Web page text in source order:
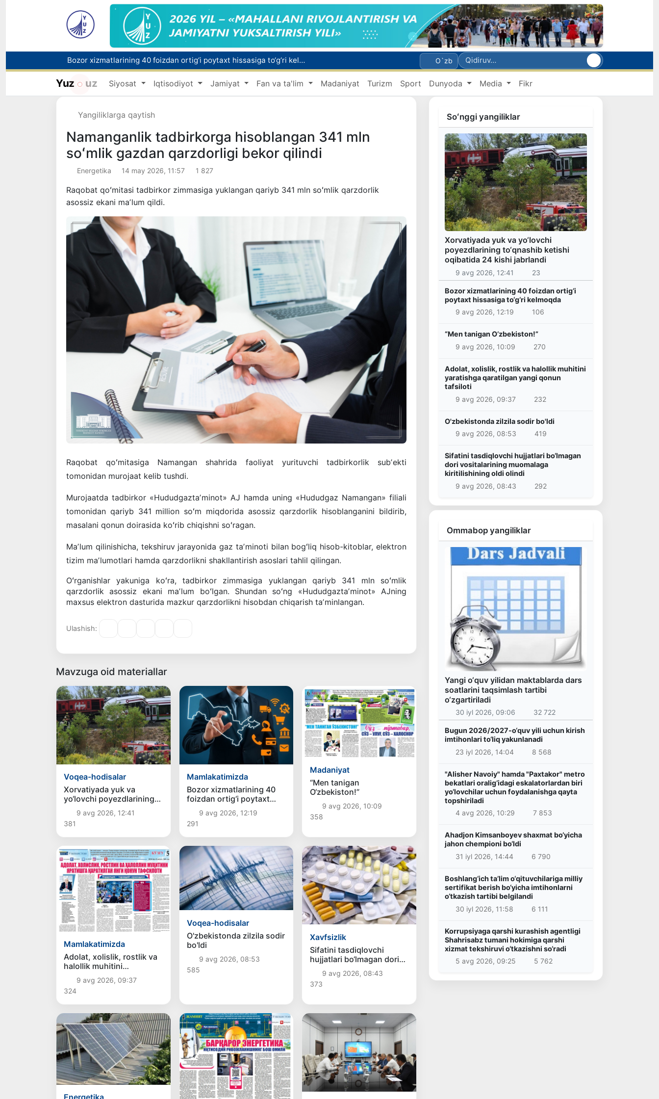
“Men tanigan O‘zbekiston!”
Adolat, xolislik, rostlik va halollik muhitini yaratishga qaratilgan yangi qonun tafsiloti
O'zbekistonda zilzila sodir bo'ldi
O`zb
Yuz uz Siyosat Iqtisodiyot Jamiyat Fan va ta'lim Madaniyat Turizm Sport Dunyoda Media Fikr
Yangiliklarga qaytish
Namanganlik tadbirkorga hisoblangan 341 mln
soʻmlik gazdan qarzdorligi bekor qilindi
Energetika 14 may 2026, 11:57 1 827
Raqobat qoʻmitasi tadbirkor zimmasiga yuklangan qariyb 341 mln soʻmlik qarzdorlik
asossiz ekani maʼlum qildi.
Raqobat qoʻmitasiga Namangan shahrida faoliyat yurituvchi tadbirkorlik
subʼekti
tomonidan murojaat kelib tushdi.
Murojaatda tadbirkor «Hududgaztaʼminot» AJ hamda uning «Hududgaz Namangan» filiali
tomonidan qariyb 341 million soʻm miqdorida asossiz qarzdorlik hisoblanganini bildirib,
masalani qonun doirasida koʻrib chiqishni soʻragan.
Maʼlum qilinishicha, tekshiruv jarayonida gaz taʼminoti bilan bogʻliq hisob-kitoblar, elektron
tizim maʼlumotlari hamda qarzdorlikni shakllantirish asoslari tahlil qilingan.
Oʻrganishlar yakuniga koʻra, tadbirkor zimmasiga yuklangan qariyb 341 mln soʻmlik
qarzdorlik asossiz ekani maʼlum boʻlgan. Shundan soʻng «Hududgaztaʼminot» AJning
maxsus elektron dasturida mazkur qarzdorlikni hisobdan chiqarish taʼminlangan.
Ulashish:
Mavzuga oid materiallar
Voqea-hodisalar
Xorvatiyada yuk va
yo‘lovchi poyezdlarining
to‘qnashib ketishi
oqibatida 24 kishi
jabrlandi
9 avg 2026, 12:41
381
Mamlakatimizda
Bozor xizmatlarining 40
foizdan ortig‘i poytaxt
hissasiga to‘g‘ri kelmoqda
9 avg 2026, 12:19
291
Madaniyat
“Men tanigan
O‘zbekiston!”
9 avg 2026, 10:09
358
Mamlakatimizda
Adolat, xolislik, rostlik va
halollik muhitini
yaratishga qaratilgan
yangi qonun tafsiloti
9 avg 2026, 09:37
324
Voqea-hodisalar
O'zbekistonda zilzila sodir
bo'ldi
9 avg 2026, 08:53
585
Xavfsizlik
Sifatini tasdiqlovchi
hujjatlari bo‘lmagan dori
vositalarining muomalaga
kiritilishining oldi olindi
9 avg 2026, 08:43
373
Soʻnggi yangiliklar
Xorvatiyada yuk va yo‘lovchi
poyezdlarining to‘qnashib ketishi
oqibatida 24 kishi jabrlandi
9 avg 2026, 12:41 23
Bozor xizmatlarining 40 foizdan ortig‘i
poytaxt hissasiga to‘g‘ri kelmoqda
9 avg 2026, 12:19
106
“Men tanigan O‘zbekiston!”
9 avg 2026, 10:09
270
Adolat, xolislik, rostlik va halollik muhitini
yaratishga qaratilgan yangi qonun
tafsiloti
9 avg 2026, 09:37
232
O'zbekistonda zilzila sodir bo'ldi
9 avg 2026, 08:53
419
Sifatini tasdiqlovchi hujjatlari bo‘lmagan
dori vositalarining muomalaga
kiritilishining oldi olindi
9 avg 2026, 08:43
292
Ommabop yangiliklar
Yangi o‘quv yilidan maktablarda dars
soatlarini taqsimlash tartibi
o‘zgartiriladi
30 iyl 2026, 09:06 32 722
Bugun 2026/2027-o‘quv yili uchun kirish
imtihonlari to‘liq yakunlanadi
23 iyl 2026, 14:04
8 568
"Alisher Navoiy" hamda "Paxtakor" metro
bekatlari oralig‘idagi eskalatorlardan biri
yo‘lovchilar uchun foydalanishga qayta
topshiriladi
4 avg 2026, 10:29
7 853
Ahadjon Kimsanboyev shaxmat bo‘yicha
jahon chempioni bo‘ldi
31 iyl 2026, 14:44
6 790
Boshlang‘ich ta’lim o‘qituvchilariga milliy
sertifikat berish bo‘yicha imtihonlarni
o‘tkazish tartibi belgilandi
30 iyl 2026, 11:58
6 111
Korrupsiyaga qarshi kurashish agentligi
Shahrisabz tumani hokimiga qarshi
xizmat tekshiruvi o‘tkazishni so‘radi
5 avg 2026, 09:25
5 762